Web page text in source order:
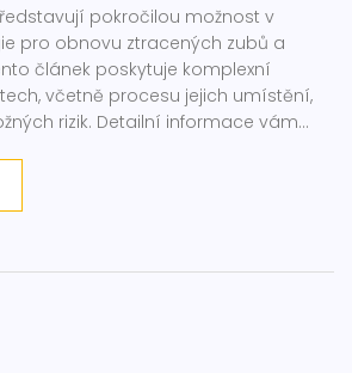
pokročilou možnost v
pro obnovu ztracených zubů a
článek poskytuje komplexní
včetně procesu jejich umístění,
rizik. Detailní informace vám
pro náhradu zubů a jak mohou